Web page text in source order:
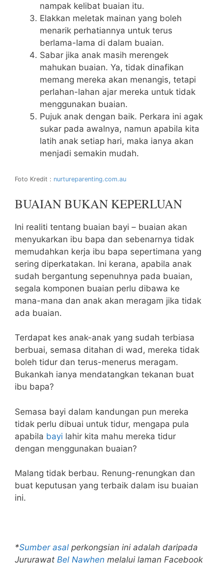
nampak kelibat buaian itu.
Elakkan meletak mainan yang boleh
menarik perhatiannya untuk terus
berlama-lama di dalam buaian.
Sabar jika anak masih merengek
mahukan buaian. Ya, tidak dinafikan
memang mereka akan menangis, tetapi
perlahan-lahan ajar mereka untuk tidak
menggunakan buaian.
Pujuk anak dengan baik. Perkara ini agak
sukar pada awalnya, namun apabila kita
latih anak setiap hari, maka ianya akan
menjadi semakin mudah.
Foto Kredit : nurtureparenting.com.au
BUAIAN BUKAN KEPERLUAN
Ini realiti tentang buaian bayi – buaian akan
menyukarkan ibu bapa dan sebenarnya tidak
memudahkan kerja ibu bapa sepertimana yang
sering diperkatakan. Ini kerana, apabila anak
sudah bergantung sepenuhnya pada buaian,
segala komponen buaian perlu dibawa ke
mana-mana dan anak akan meragam jika tidak
ada buaian.
Terdapat kes anak-anak yang sudah terbiasa
berbuai, semasa ditahan di wad, mereka tidak
boleh tidur dan terus-menerus meragam.
Bukankah ianya mendatangkan tekanan buat
ibu bapa?
Semasa bayi dalam kandungan pun mereka
tidak perlu dibuai untuk tidur, mengapa pula
apabila bayi lahir kita mahu mereka tidur
dengan menggunakan buaian?
Malang tidak berbau. Renung-renungkan dan
buat keputusan yang terbaik dalam isu buaian
ini.
*Sumber asal perkongsian ini adalah daripada
Jururawat Bel Nawhen melalui laman Facebook